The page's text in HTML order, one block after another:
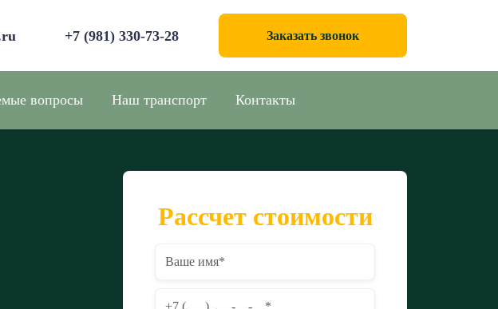
+7 (981) 330-73-28 Заказать звонок
вопросы Наш транспорт Контакты
Рассчет стоимости